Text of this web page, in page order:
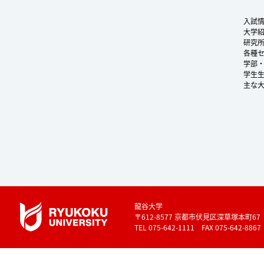
入試
大学
研究
各種
学部
学生
主な
龍谷大学
〒612-8577 京都市伏見区深草塚本町67
TEL 075-642-1111 FAX 075-642-8867